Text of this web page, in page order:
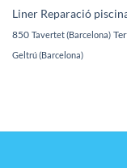
Liner Reparació
850 Tavertet (Barcelona)
Geltrú (Barcelona)